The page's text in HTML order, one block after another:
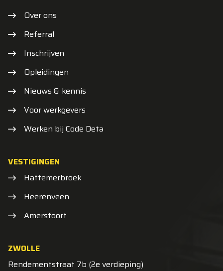
Over ons
Referral
Inschrijven
Opleidingen
Nieuws & kennis
Voor werkgevers
Werken bij Code Deta
VESTIGINGEN
Hattemerbroek
Heerenveen
Amersfoort
ZWOLLE
Rendementstraat 7b (2e verdieping)